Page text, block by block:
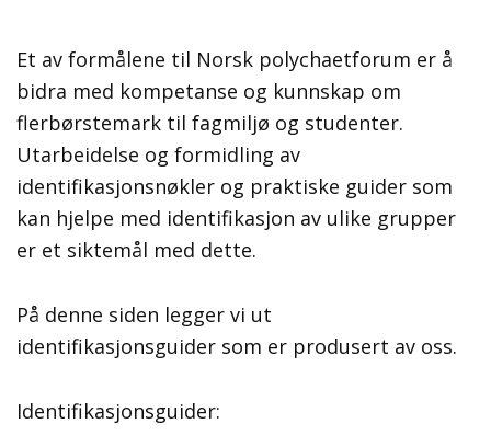
Et av formålene til Norsk polychaetforum er å
bidra med kompetanse og kunnskap om
flerbørstemark til fagmiljø og studenter.
Utarbeidelse og formidling av
identifikasjonsnøkler og praktiske guider som
kan hjelpe med identifikasjon av ulike grupper
er et siktemål med dette.
På denne siden legger vi ut
identifikasjonsguider som er produsert av oss.
Identifikasjonsguider: